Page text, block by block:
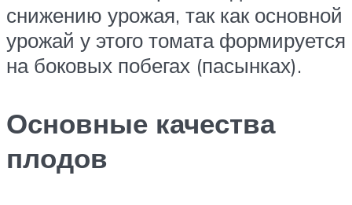
снижению урожая, так как основной
урожай у этого томата формируется
на боковых побегах (пасынках).
Основные качества
плодов